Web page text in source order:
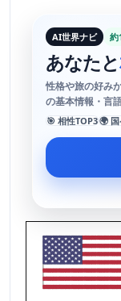
AI世界ナビ 約
あなたと
性格や旅の好み
の基本情報・言
🎯 相性TOP3🌍